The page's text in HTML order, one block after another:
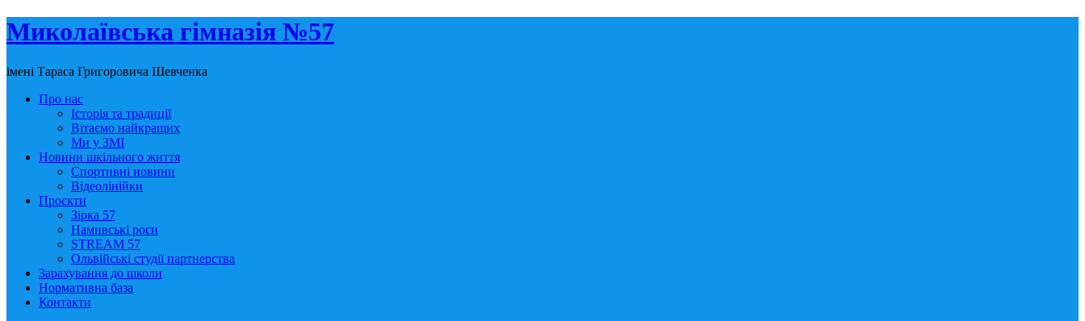
Миколаївська гімназія №57
імені Тараса Григоровича Шевченка
Про нас
Історія та традиції
Вітаємо найкращих
Ми у ЗМІ
Новини шкільного життя
Спортивні новини
Відеолінійки
Проєкти
Зірка 57
Намивські роси
STREAM 57
Ольвійські студії партнерства
Зарахування до школи
Нормативна база
Контакти